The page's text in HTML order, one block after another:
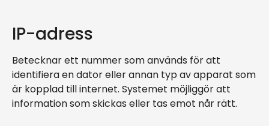
IP-adress
Betecknar ett nummer som används för att
identifiera en dator eller annan typ av apparat som
är kopplad till internet. Systemet möjliggör att
information som skickas eller tas emot når rätt.